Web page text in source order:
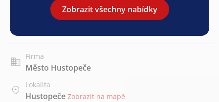
Zobrazit všechny nabídky
Firma
Město Hustopeče
Lokalita
Hustopeče Zobrazit na mapě